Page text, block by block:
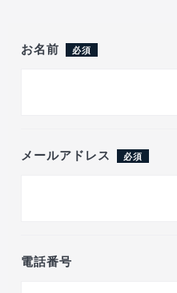
お名前 必須
メールアドレス 必須
電話番号